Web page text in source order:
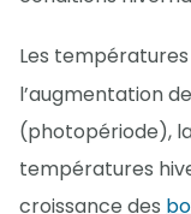
Les
l’augmentation
(photopériode),
températures
croissance des